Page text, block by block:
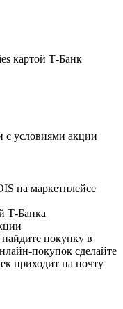
картой Т-Банк
с условиями акции
на маркетплейсе
Т‑Банка
покупку в
покупок сделайте
приходит на почту